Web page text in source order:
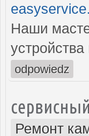
Наши
odpowiedz
Ремонт